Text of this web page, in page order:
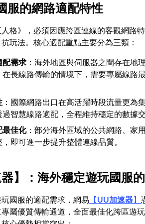
服的網路適配特性
格》，必須因應跨區連線的客觀網路
玩法。核心適配重點主要分為三類：
配需求 ：海外地區與伺服器之間存在地
長線路傳輸的情境下，需要專屬線路
：國際網路出口在高活躍時段流量更為
智慧線路適配，全程維持穩定的數據交
最佳化：部分海外區域的公共網路、家
即可進一步提升整體連線品質。
】：海外穩定遊玩國服
國服的適配需求，網易 【UU加速器】
屬優質傳輸通道，全面最佳化跨區遊